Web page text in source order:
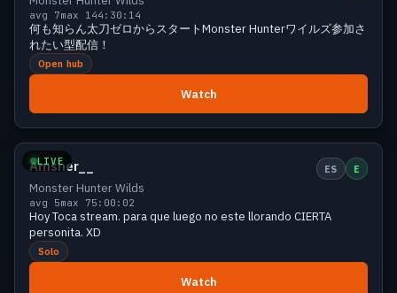
avg 7max 144:30:14
何も知らん太刀ゼロからスタートMonster Hunterワイルズ参加さ
れたい型配信！
Open hub
Watch
LIVE
Small 5 viewers
Amsher__ ES E
Monster Hunter Wilds
avg 5max 75:00:02
Hoy Toca stream. para que luego no este llorando CIERTA
personita. XD
Solo
Watch